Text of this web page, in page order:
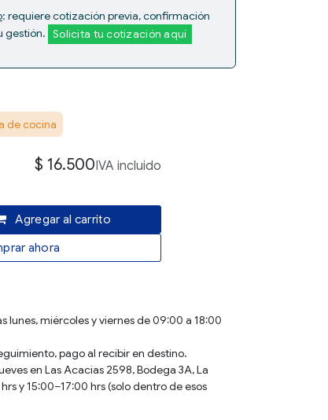
: requiere cotización previa, confirmación
gestión. Solicita tu cotización aquí
de cocina
Agregar al carrito
ahora
$ 16.500IVA incluido
lunes, miércoles y viernes de 09:00 a 18:00
pago al recibir en destino.
en Las Acacias 2598, Bodega 3A, La
y 15:00–17:00 hrs (solo dentro de esos